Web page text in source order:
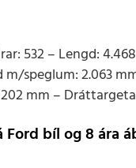
532 – Lengd:
m/speglum: 2.063
mm –
Ford bíl og 8 ára